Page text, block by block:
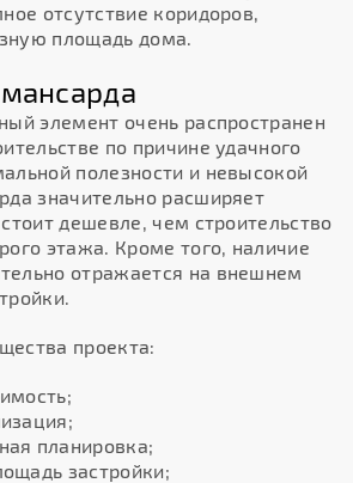
отсутствие коридоров,
площадь дома.
элемент очень распространен
по причине удачного
полезности и невысокой
значительно расширяет
дешевле, чем строительство
этажа. Кроме того, наличие
отражается на внешнем
проекта:
планировка;
застройки;